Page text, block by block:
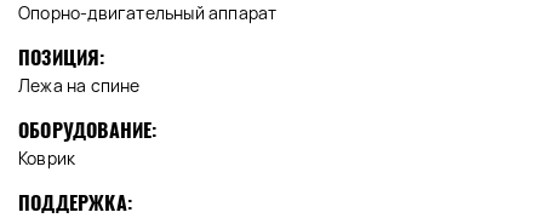
Опорно-двигательный аппарат
ПОЗИЦИЯ:
Лежа на спине
ОБОРУДОВАНИЕ:
Коврик
ПОДДЕРЖКА: